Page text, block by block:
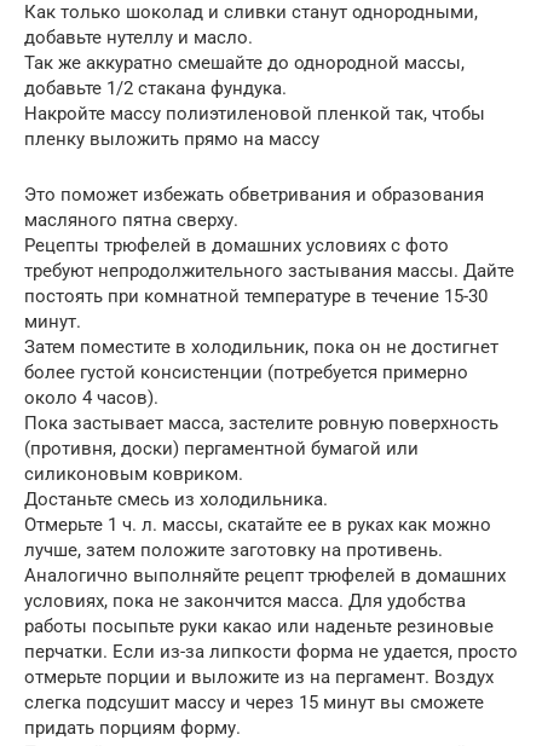
Как только шоколад и сливки станут однородными,
добавьте нутеллу и масло.
Так же аккуратно смешайте до однородной массы,
добавьте 1/2 стакана фундука.
Накройте массу полиэтиленовой пленкой так, чтобы
пленку выложить прямо на массу
Это поможет избежать обветривания и образования
масляного пятна сверху.
Рецепты трюфелей в домашних условиях с фото
требуют непродолжительного застывания массы. Дайте
постоять при комнатной температуре в течение 15-30
минут.
Затем поместите в холодильник, пока он не достигнет
более густой консистенции (потребуется примерно
около 4 часов).
Пока застывает масса, застелите ровную поверхность
(противня, доски) пергаментной бумагой или
силиконовым ковриком.
Достаньте смесь из холодильника.
Отмерьте 1 ч. л. массы, скатайте ее в руках как можно
лучше, затем положите заготовку на противень.
Аналогично выполняйте рецепт трюфелей в домашних
условиях, пока не закончится масса. Для удобства
работы посыпьте руки какао или наденьте резиновые
перчатки. Если из-за липкости форма не удается, просто
отмерьте порции и выложите из на пергамент. Воздух
слегка подсушит массу и через 15 минут вы сможете
придать порциям форму.